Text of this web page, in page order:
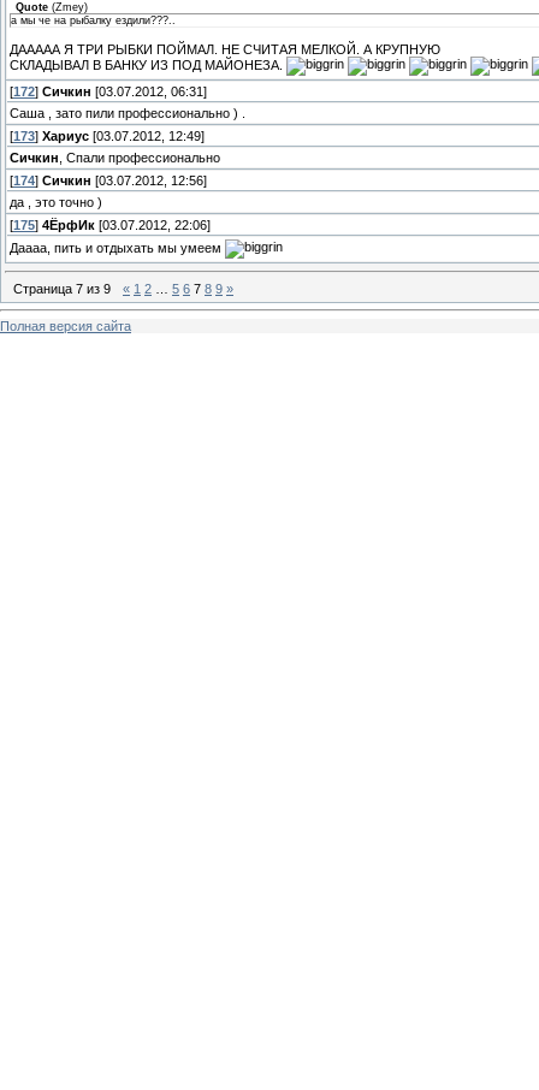
Quote (Zmey)
а мы че на рыбалку ездили???..
ДААААА Я ТРИ РЫБКИ ПОЙМАЛ. НЕ СЧИТАЯ МЕЛКОЙ. А КРУПНУЮ
СКЛАДЫВАЛ В БАНКУ ИЗ ПОД МАЙОНЕЗА.
[172] Сичкин [03.07.2012, 06:31]
Саша , зато пили профессионально ) .
[173] Хариус [03.07.2012, 12:49]
Сичкин , Спали профессионально
[174] Сичкин [03.07.2012, 12:56]
да , это точно )
[175] 4ЁрфИк [03.07.2012, 22:06]
Даааа, пить и отдыхать мы умеем
Страница 7 из 9 « 1 2 5 6 7 8 9 »
Полная версия сайта